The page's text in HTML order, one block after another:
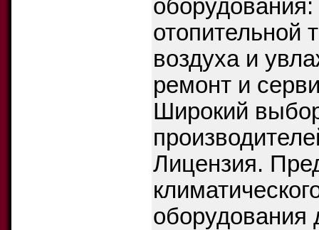
отопительной
воздуха и
ремонт и
Широкий
Лицензия.
оборудования